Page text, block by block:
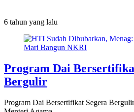
6 tahun yang lalu
Program Dai
Bergulir
Program Dai Bersertifikat Segera